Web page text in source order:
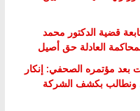
قضية الدكتور محمد
العادلة حق أصيل
بعد مؤتمره الصحفي: إنكار
ونطالب بكشف الشركة